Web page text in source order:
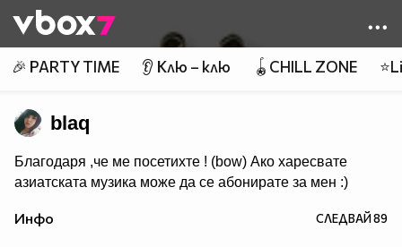
👾
🎉 PARTY TIME 👂 Клю – клю 🪀CHILL ZONE
blaq
Благодаря ,че ме посетихте ! (bow) Ако харесвате
азиатската музика може да се абонирате за мен :)
Инфо СЛЕДВАЙ89